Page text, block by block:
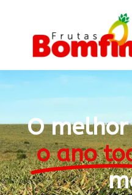
O
o ano